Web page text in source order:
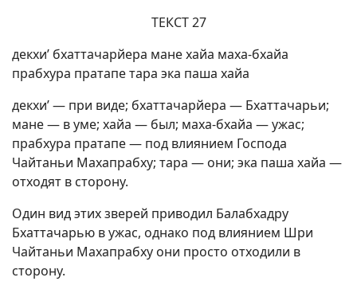
ТЕКСТ 27
декхи’ бхаттачарйера мане хайа маха-бхайа
прабхура пратапе тара эка паша хайа
декхи’ — при виде; бхаттачарйера — Бхаттачарьи;
мане — в уме; хайа — был; маха-бхайа — ужас;
прабхура пратапе — под влиянием Господа
Чайтаньи Махапрабху; тара — они; эка паша хайа —
отходят в сторону.
Один вид этих зверей приводил Балабхадру
Бхаттачарью в ужас, однако под влиянием Шри
Чайтаньи Махапрабху они просто отходили в
сторону.